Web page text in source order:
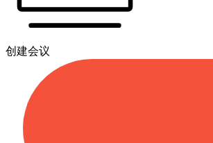
创建会议